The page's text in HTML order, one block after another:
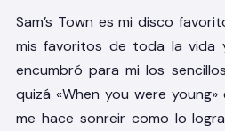
Sam’s Town es mi disco
mis favoritos de toda la vida
encumbró para mi los
quizá «When you were
me hace sonreir como lo